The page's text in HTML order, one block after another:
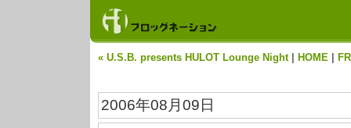
« U.S.B. presents HULOT Lounge Night| HOME
2006年08月09日